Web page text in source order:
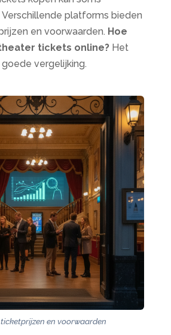
Verschillende platforms bieden
en voorwaarden. Hoe
tickets online?Het
vergelijking.
en voorwaarden